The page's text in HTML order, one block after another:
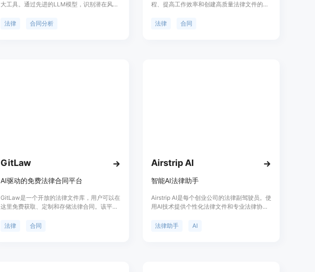
大工具。通过先进的LLM模型，识别潜在风
的摘要。
法律 合同分析
程、提高工作效率和创建高质量法律文件的工
议、雇佣协议、合伙协议、运营协议、股东协
法律 合同
GitLaw
AI驱动的免费法律合同平台
GitLaw是一个开放的法律文件库，用户可以在
这里免费获取、定制和存储法律合同。该平台
协议。GitLaw提供了多种合同模板，包括市场
法律 合同
Airstrip AI
智能AI法律助手
Airstrip AI是每个创业公司的法律副驾驶员。使
用AI技术提供个性化法律文件和专业法律协
启动！
法律助手 AI